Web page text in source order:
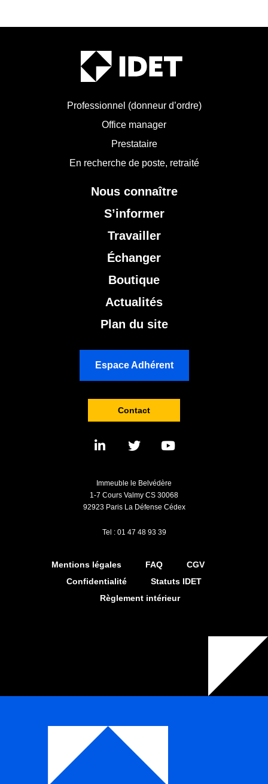
Professionnel (donneur d’ordre)
Office manager
Prestataire
En recherche de poste, retraité
Nous connaître
S’informer
Travailler
Échanger
Boutique
Actualités
Plan du site
Espace Adhérent
Contact
Immeuble le Belvédère
1-7 Cours Valmy CS 30068
92923 Paris La Défense Cédex
Tel : 01 47 48 93 39
Mentions légales FAQ
CGV
Confidentialité
Statuts IDET
Règlement intérieur